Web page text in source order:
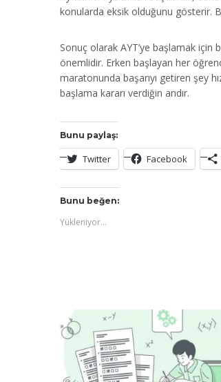
konularda eksik olduğunu gösterir.
Sonuç olarak AYT’ye başlamak
önemlidir. Erken başlayan her
maratonunda başarıyı getiren şey
başlama kararı verdiğin andır.
Bunu paylaş:
Twitter Facebook
Bunu beğen:
Yükleniyor...